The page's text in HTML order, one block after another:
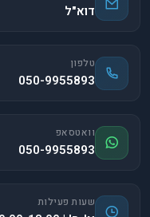
דוא"ל
טלפון
050-9955893
וואטסאפ
050-9955893
שעות פעילות